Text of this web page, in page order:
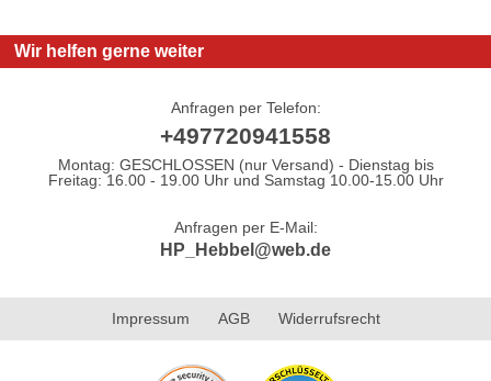
Wir helfen gerne weiter
Anfragen per Telefon:
+497720941558
Montag: GESCHLOSSEN (nur Versand) - Dienstag bis
Freitag: 16.00 - 19.00 Uhr und Samstag 10.00-15.00 Uhr
Anfragen per E-Mail:
HP_Hebbel@web.de
Impressum AGB Widerrufsrecht